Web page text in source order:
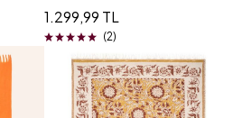
1.299,99 TL
(2)